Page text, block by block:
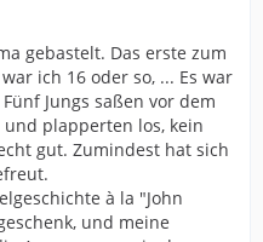
gebastelt. Das erste zum
ich 16 oder so, ... Es war
Jungs saßen vor dem
plapperten los, kein
gut. Zumindest hat sich
à la "John
und meine